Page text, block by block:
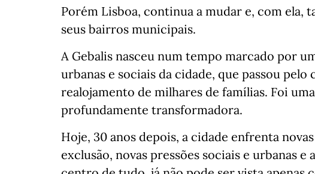
Porém Lisboa, continua a mudar e, com ela,
seus bairros municipais.
A Gebalis nasceu num tempo marcado por
urbanas e sociais da cidade, que passou pelo
realojamento de milhares de famílias. Foi
profundamente transformadora.
Hoje, 30 anos depois, a cidade enfrenta
exclusão, novas pressões sociais e urbanas